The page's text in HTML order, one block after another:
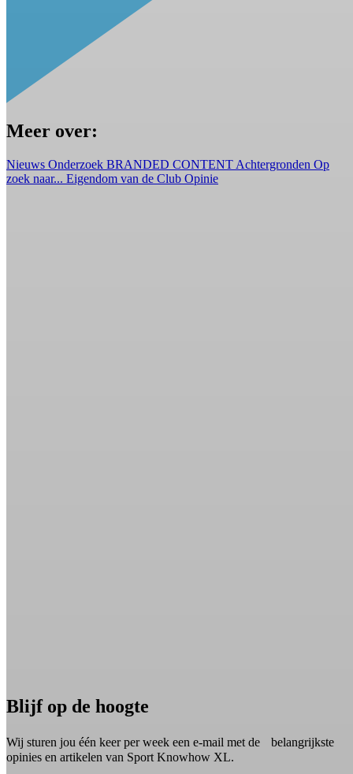
Meer over:
Nieuws Onderzoek BRANDED CONTENT Achtergronden Op
zoek naar... Eigendom van de Club Opinie
Blijf op de hoogte
Wij sturen jou één keer per week een e-mail met de belangrijkste
opinies en artikelen van Sport Knowhow XL.